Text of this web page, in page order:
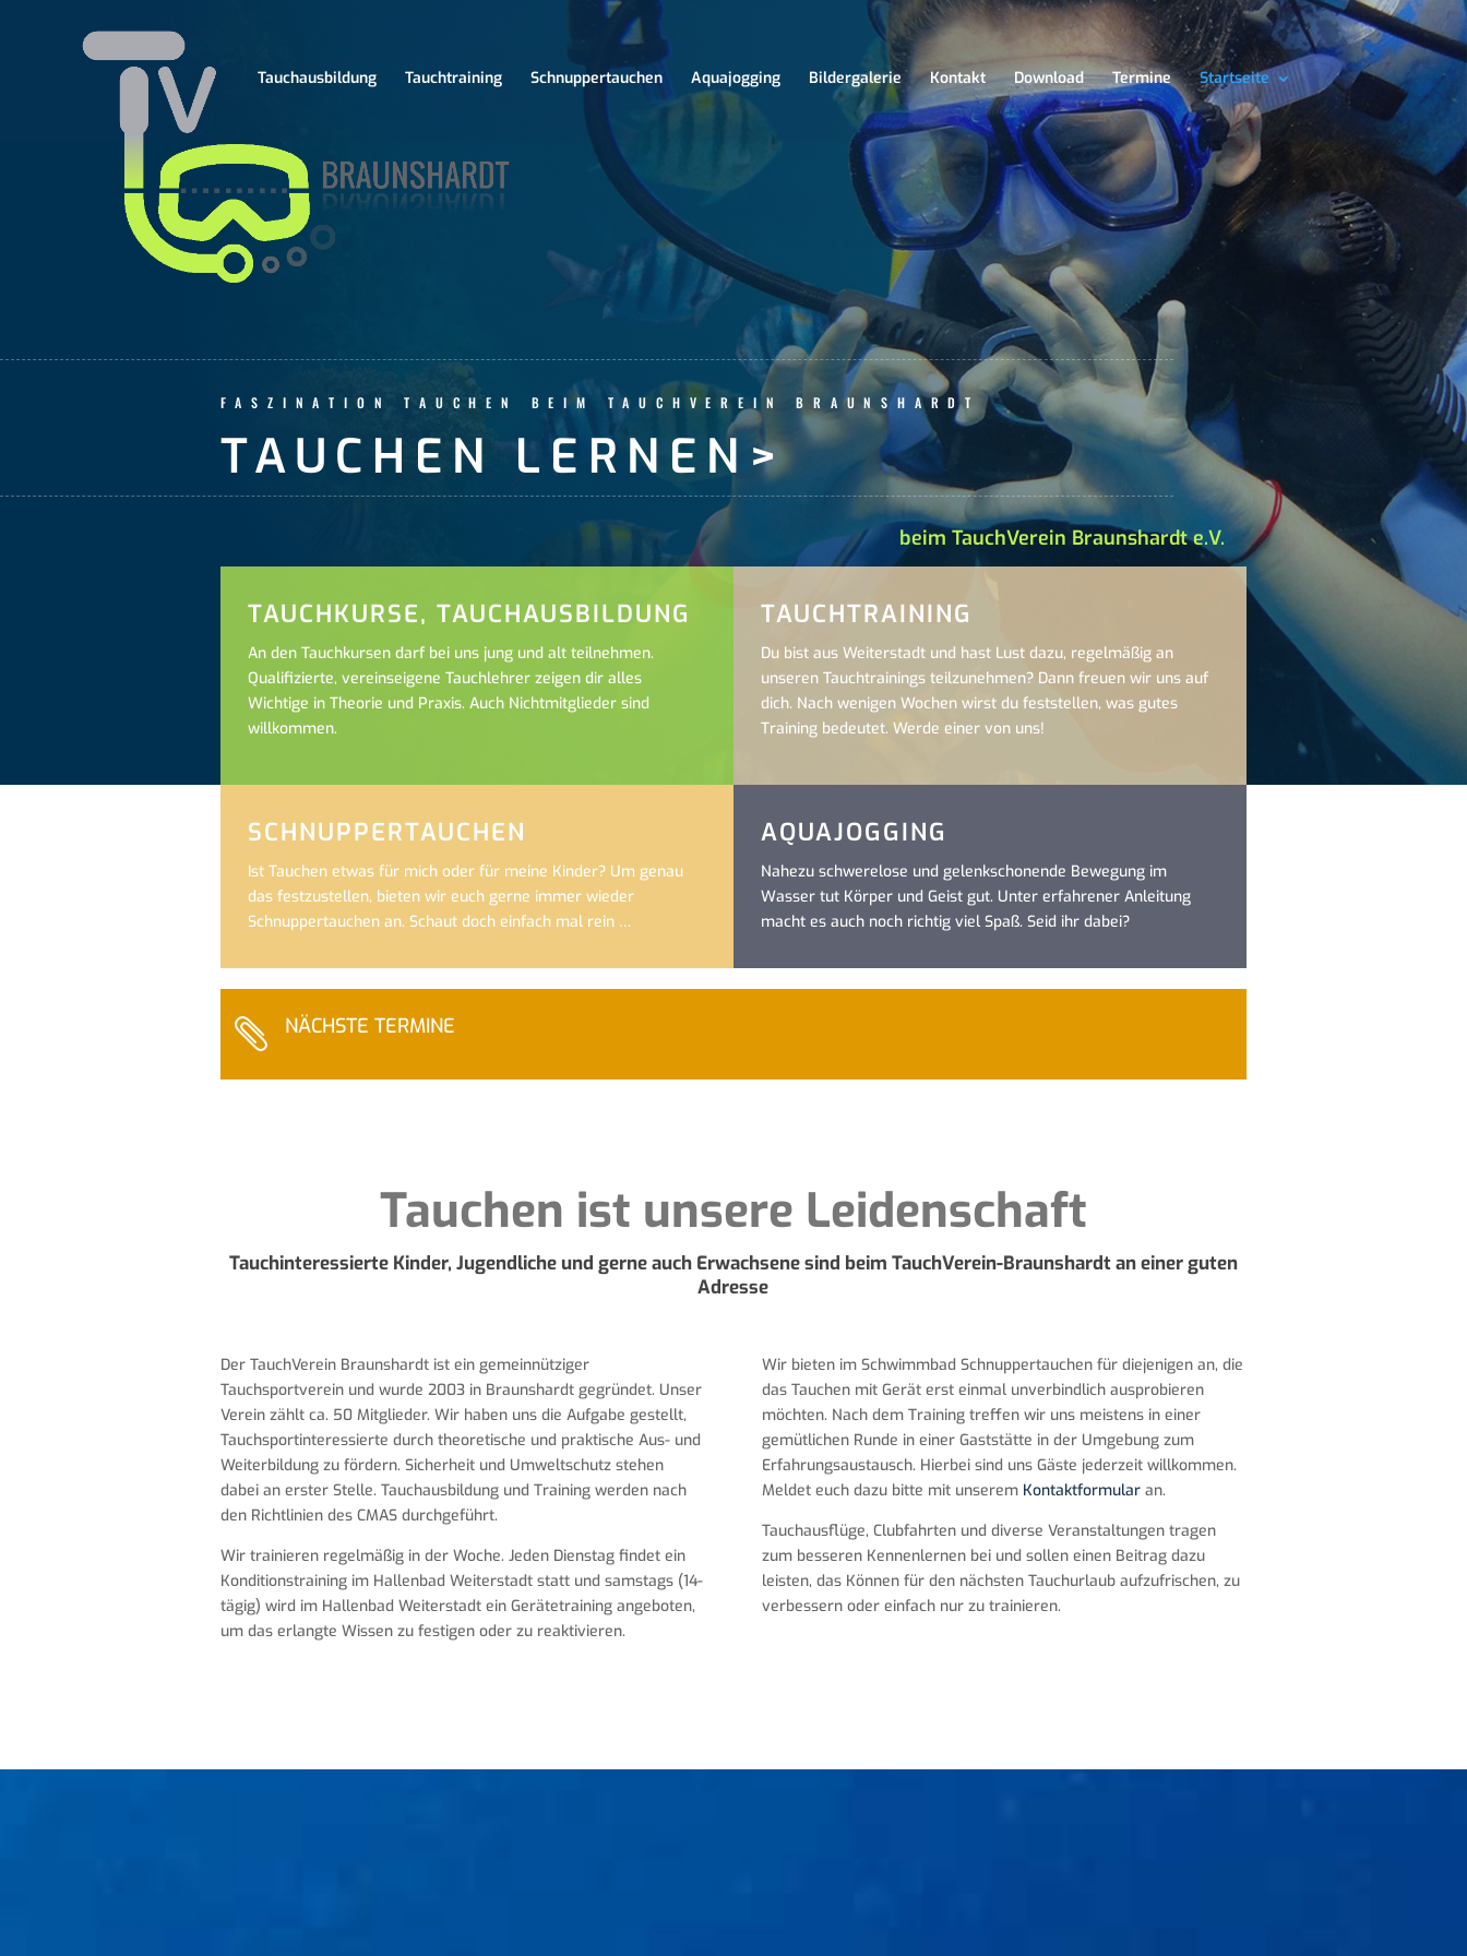
Tauchausbildung Tauchtraining Schnuppertauchen Aquajogging Bildergalerie Kontakt Download Termine Startseite
FASZINATION TAUCHEN BEIM TAUCHVEREIN BRAUNSHARDT
TAUCHEN LERNEN >
beim TauchVerein Braunshardt e.V.
TAUCHKURSE, TAUCHAUSBILDUNG
An den Tauchkursen darf bei uns jung und alt teilnehmen.
Qualifizierte, vereinseigene Tauchlehrer zeigen dir alles
Wichtige in Theorie und Praxis. Auch Nichtmitglieder sind
willkommen.
TAUCHTRAINING
Du bist aus Weiterstadt und hast Lust dazu, regelmäßig an
unseren Tauchtrainings teilzunehmen? Dann freuen wir uns auf
dich. Nach wenigen Wochen wirst du feststellen, was gutes
Training bedeutet. Werde einer von uns!
SCHNUPPERTAUCHEN
Ist Tauchen etwas für mich oder für meine Kinder? Um genau
das festzustellen, bieten wir euch gerne immer wieder
Schnuppertauchen an. Schaut doch einfach mal rein …
AQUAJOGGING
Nahezu schwerelose und gelenkschonende Bewegung im
Wasser tut Körper und Geist gut. Unter erfahrener Anleitung
macht es auch noch richtig viel Spaß. Seid ihr dabei?
 NÄCHSTE TERMINE
Tauchen ist unsere Leidenschaft
Tauchinteressierte Kinder, Jugendliche und gerne auch Erwachsene sind beim TauchVerein-Braunshardt an einer guten
Adresse
Der TauchVerein Braunshardt ist ein gemeinnütziger
Tauchsportverein und wurde 2003 in Braunshardt gegründet. Unser
Verein zählt ca. 50 Mitglieder. Wir haben uns die Aufgabe gestellt,
Tauchsportinteressierte durch theoretische und praktische Aus- und
Weiterbildung zu fördern. Sicherheit und Umweltschutz stehen
dabei an erster Stelle. Tauchausbildung und Training werden nach
den Richtlinien des CMAS durchgeführt.
Wir trainieren regelmäßig in der Woche. Jeden Dienstag findet ein
Konditionstraining im Hallenbad Weiterstadt statt und samstags (14-
tägig) wird im Hallenbad Weiterstadt ein Gerätetraining angeboten,
um das erlangte Wissen zu festigen oder zu reaktivieren.
Wir bieten im Schwimmbad Schnuppertauchen für diejenigen an, die
das Tauchen mit Gerät erst einmal unverbindlich ausprobieren
möchten. Nach dem Training treffen wir uns meistens in einer
gemütlichen Runde in einer Gaststätte in der Umgebung zum
Erfahrungsaustausch. Hierbei sind uns Gäste jederzeit willkommen.
Meldet euch dazu bitte mit unserem Kontaktformularan.
Tauchausflüge, Clubfahrten und diverse Veranstaltungen tragen
zum besseren Kennenlernen bei und sollen einen Beitrag dazu
leisten, das Können für den nächsten Tauchurlaub aufzufrischen, zu
verbessern oder einfach nur zu trainieren.